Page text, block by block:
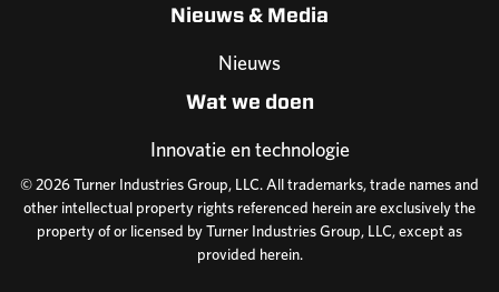
Nieuws & Media
Nieuws
Wat we doen
Innovatie en technologie
© 2026 Turner Industries Group, LLC. All trademarks, trade names and
other intellectual property rights referenced herein are exclusively the
property of or licensed by Turner Industries Group, LLC, except as
provided herein.